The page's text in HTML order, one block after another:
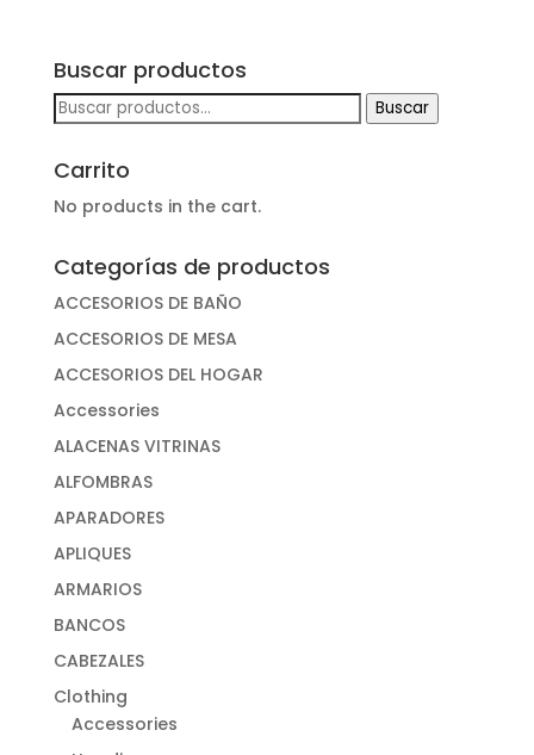
Buscar productos
Buscar
por:
Buscar
Carrito
No products in the cart.
Categorías de productos
ACCESORIOS DE BAÑO
ACCESORIOS DE MESA
ACCESORIOS DEL HOGAR
Accessories
ALACENAS VITRINAS
ALFOMBRAS
APARADORES
APLIQUES
ARMARIOS
BANCOS
CABEZALES
Clothing
Accessories